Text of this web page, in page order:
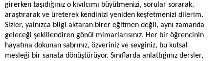
girerken taşıdığınız o kıvılcımı büyütmenizi, sorular sorarak,
araştırarak ve üreterek kendinizi yeniden keşfetmenizi dilerim.
Sizler, yalnızca bilgi aktaran birer eğitmen değil, aynı zamanda
geleceği şekillendiren gönül mimarlarısınız. Her bir öğrencinin
hayatına dokunan sabrınız, özveriniz ve sevginiz, bu kutsal
mesleği bir sanata dönüştürüyor. Sınıflarda anlattığınız dersler,